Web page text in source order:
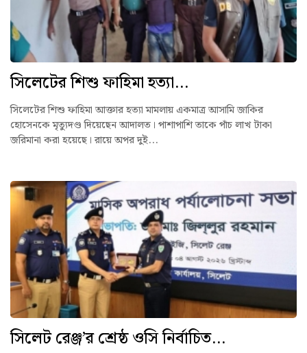
সিলেটের শিশু ফাহিমা হত্যা...
সিলেটের শিশু ফাহিমা আক্তার হত্যা মামলায় একমাত্র আসামি জাকির
হোসেনকে মৃত্যুদণ্ড দিয়েছেন আদালত। পাশাপাশি তাকে পাঁচ লাখ টাকা
জরিমানা করা হয়েছে। রায়ে অপর দুই...
সিলেট রেঞ্জ’র শ্রেষ্ঠ ওসি নির্বাচিত...